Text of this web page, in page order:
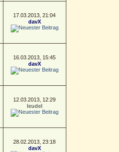
17.03.2013, 21:04
davX
16.03.2013, 15:45
davX
12.03.2013, 12:29
leudel
28.02.2013, 23:18
davX